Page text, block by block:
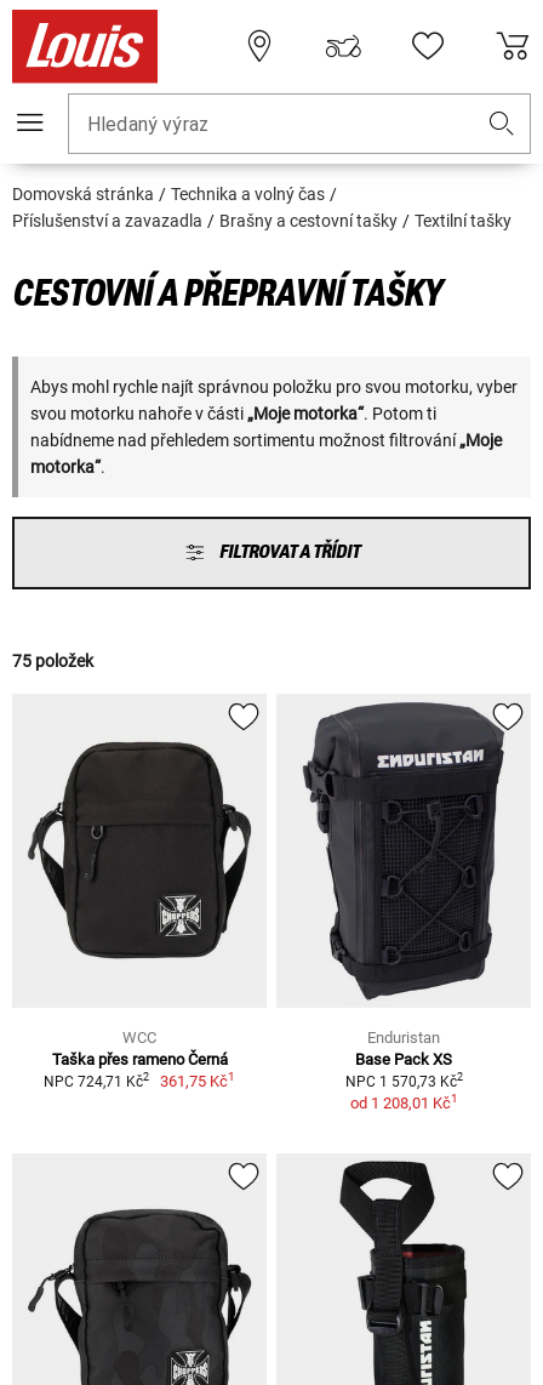
Hledaný výraz
Domovská stránka
Technika a volný čas
Příslušenství a zavazadla
Brašny a cestovní tašky Textilní tašky
CESTOVNÍ A PŘEPRAVNÍ TAŠKY
Abys mohl rychle najít správnou položku pro svou motorku, vyber
svou motorku nahoře v části„Moje motorka“. Potom ti
nabídneme nad přehledem sortimentu možnost filtrování„Moje
motorka“.
FILTROVAT A TŘÍDIT
75 položek
WCC
Taška přes rameno Černá
NPC 724,71 Kč2 361,75 Kč1
Enduristan
Base Pack XS
NPC 1 570,73 Kč2
od 1 208,01 Kč1